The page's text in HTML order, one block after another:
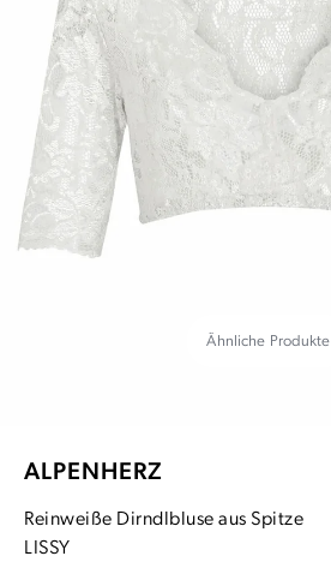
Ähnliche Produkte
ALPENHERZ
Reinweiße Dirndlbluse aus Spitze
LISSY